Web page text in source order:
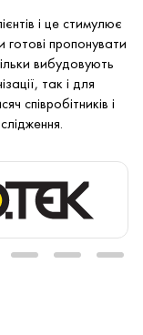
і це стимулює
пропонувати
вибудовують
так і для
співробітників і